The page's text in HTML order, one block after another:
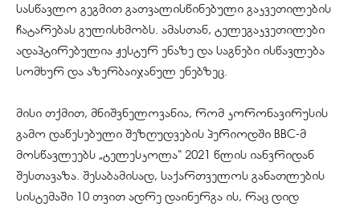
სასწავლო გეგმით გათვალისწინებული გაკვეთილების
ჩატარებას გულისხმობს. ამასთან, ტელეგაკვეთილები
ადაპტირებულია ჟესტურ ენაზე და საგნები ისწავლება
სომხურ და აზერბაიჯანულ ენებზეც.
მისი თქმით, მნიშვნელოვანია, რომ კორონავირუსის
გამო დაწესებული შეზღუდვების პერიოდში BBC-მ
მოსწავლეებს „ტელესკოლა“ 2021 წლის იანვრიდან
შესთავაზა. შესაბამისად, საქართველოს განათლების
სისტემაში 10 თვით ადრე დაინერგა ის, რაც დიდ